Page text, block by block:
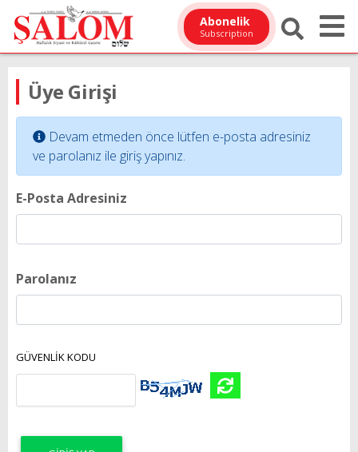
Abonelik
Subscription
Üye Girişi
Devam etmeden önce lütfen e-posta adresiniz
ve parolanız ile giriş yapınız.
E-Posta Adresiniz
Parolanız
GÜVENLİK KODU